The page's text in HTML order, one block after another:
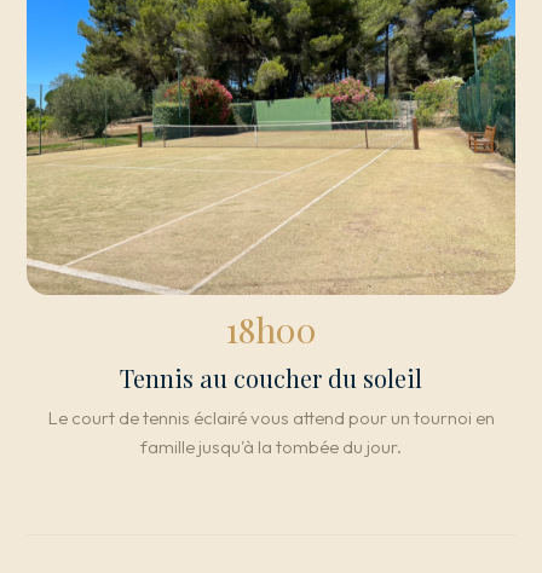
18h00
Tennis au coucher du soleil
Le court de tennis éclairé vous attend pour un tournoi en
famille jusqu'à la tombée du jour.